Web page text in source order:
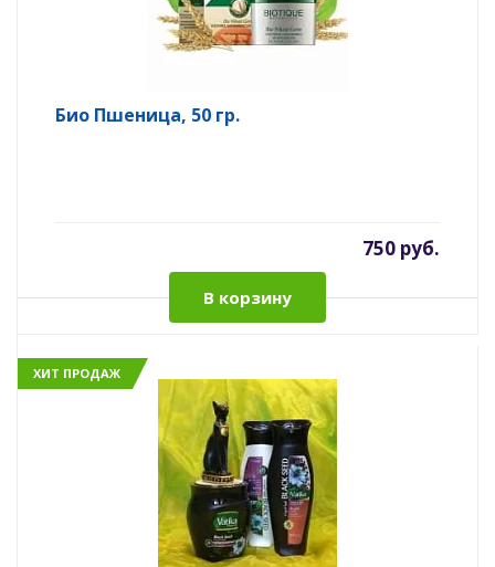
Био Пшеница, 50 гр.
750 руб.
В корзину
ХИТ ПРОДАЖ